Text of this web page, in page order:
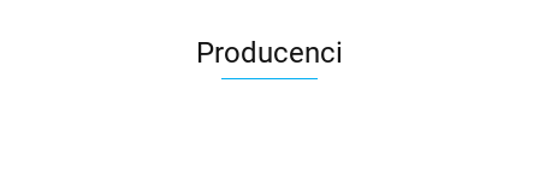
Producenci